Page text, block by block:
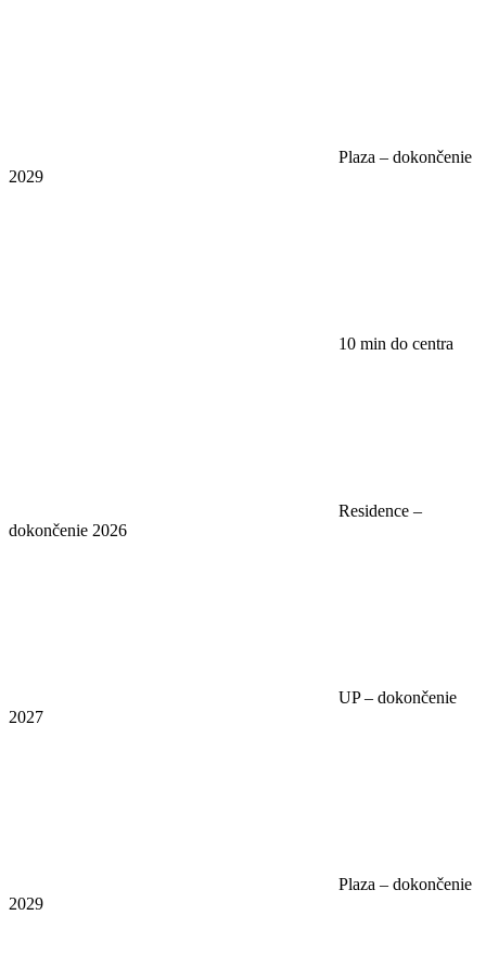
Plaza – dokončenie
2029
10 min do centra
Residence –
dokončenie 2026
UP – dokončenie
2027
Plaza – dokončenie
2029